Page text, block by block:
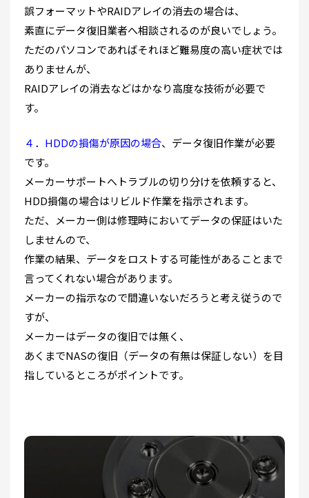
誤フォーマットやRAIDアレイの消去の場合は、
素直にデータ復旧業者へ相談されるのが良いでしょう。
ただのパソコンであればそれほど難易度の高い症状では
ありませんが、
RAIDアレイの消去などはかなり高度な技術が必要で
す。
４．HDDの損傷が原因の場合、データ復旧作業が必要
です。
メーカーサポートへトラブルの切り分けを依頼すると、
HDD損傷の場合はリビルド作業を指示されます。
ただ、メーカー側は修理時においてデータの保証はいた
しませんので、
作業の結果、データをロストする可能性があることまで
言ってくれない場合があります。
メーカーの指示なので間違いないだろうと考え従うので
すが、
メーカーはデータの復旧では無く、
あくまでNASの復旧（データの有無は保証しない）を目
指しているところがポイントです。